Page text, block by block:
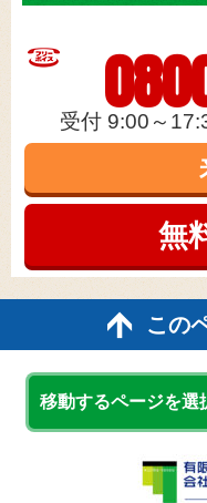
受付 9:00～
無
この
移動するページを選